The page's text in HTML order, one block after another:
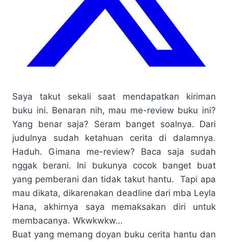
Saya takut sekali saat mendapatkan kiriman
buku ini. Benaran nih, mau me-review buku ini?
Yang benar saja? Seram banget soalnya. Dari
judulnya sudah ketahuan cerita di dalamnya.
Haduh. Gimana me-review? Baca saja sudah
nggak berani. Ini bukunya cocok banget buat
yang pemberani dan tidak takut hantu. Tapi apa
mau dikata, dikarenakan deadline dari mba Leyla
Hana, akhirnya saya memaksakan diri untuk
membacanya. Wkwkwkw…
Buat yang memang doyan buku cerita hantu dan